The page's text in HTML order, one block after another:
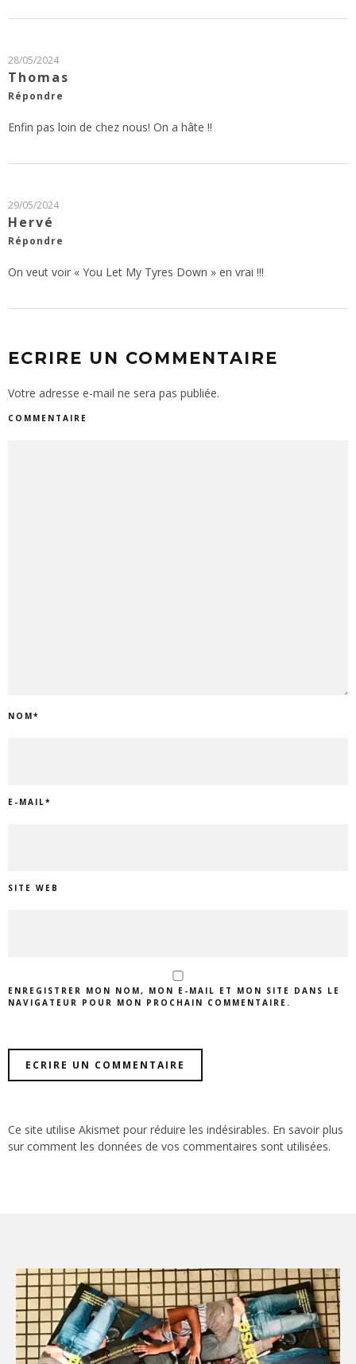
28/05/2024
Thomas
Répondre
Enfin pas loin de chez nous! On a hâte !!
29/05/2024
Hervé
Répondre
On veut voir « You Let My Tyres Down » en vrai !!!
ECRIRE UN COMMENTAIRE
Votre adresse e-mail ne sera pas publiée.
COMMENTAIRE
NOM*
E-MAIL*
SITE WEB
ENREGISTRER MON NOM, MON E-MAIL ET MON SITE DANS LE
NAVIGATEUR POUR MON PROCHAIN COMMENTAIRE.
Ce site utilise Akismet pour réduire les indésirables. En savoir plus
sur comment les données de vos commentaires sont utilisées.